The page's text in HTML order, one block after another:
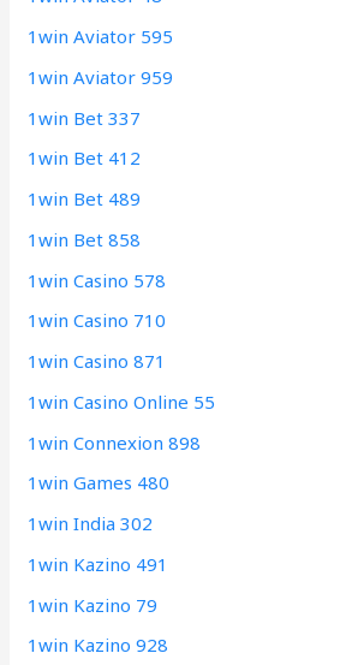
1win Aviator 595
1win Aviator 959
1win Bet 337
1win Bet 412
1win Bet 489
1win Bet 858
1win Casino 578
1win Casino 710
1win Casino 871
1win Casino Online 55
1win Connexion 898
1win Games 480
1win India 302
1win Kazino 491
1win Kazino 79
1win Kazino 928